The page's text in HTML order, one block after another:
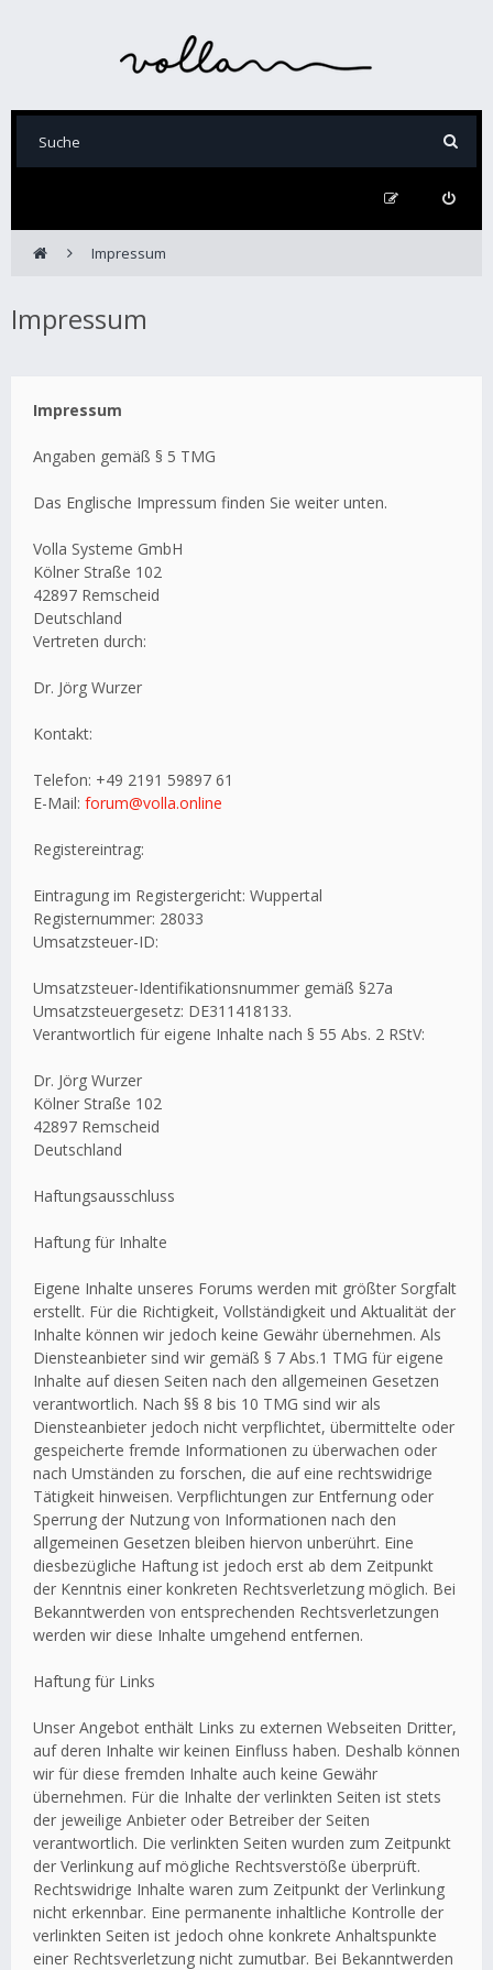
Impressum
Impressum
Impressum
Angaben gemäß § 5 TMG
Das Englische Impressum finden Sie weiter unten.
Volla Systeme GmbH
Kölner Straße 102
42897 Remscheid
Deutschland
Vertreten durch:
Dr. Jörg Wurzer
Kontakt:
Telefon: +49 2191 59897 61
E-Mail: forum@volla.online
Registereintrag:
Eintragung im Registergericht: Wuppertal
Registernummer: 28033
Umsatzsteuer-ID:
Umsatzsteuer-Identifikationsnummer gemäß §27a
Umsatzsteuergesetz: DE311418133.
Verantwortlich für eigene Inhalte nach § 55 Abs. 2 RStV:
Dr. Jörg Wurzer
Kölner Straße 102
42897 Remscheid
Deutschland
Haftungsausschluss
Haftung für Inhalte
Eigene Inhalte unseres Forums werden mit größter Sorgfalt
erstellt. Für die Richtigkeit, Vollständigkeit und Aktualität der
Inhalte können wir jedoch keine Gewähr übernehmen. Als
Diensteanbieter sind wir gemäß § 7 Abs.1 TMG für eigene
Inhalte auf diesen Seiten nach den allgemeinen Gesetzen
verantwortlich. Nach §§ 8 bis 10 TMG sind wir als
Diensteanbieter jedoch nicht verpflichtet, übermittelte oder
gespeicherte fremde Informationen zu überwachen oder
nach Umständen zu forschen, die auf eine rechtswidrige
Tätigkeit hinweisen. Verpflichtungen zur Entfernung oder
Sperrung der Nutzung von Informationen nach den
allgemeinen Gesetzen bleiben hiervon unberührt. Eine
diesbezügliche Haftung ist jedoch erst ab dem Zeitpunkt
der Kenntnis einer konkreten Rechtsverletzung möglich. Bei
Bekanntwerden von entsprechenden Rechtsverletzungen
werden wir diese Inhalte umgehend entfernen.
Haftung für Links
Unser Angebot enthält Links zu externen Webseiten Dritter,
auf deren Inhalte wir keinen Einfluss haben. Deshalb können
wir für diese fremden Inhalte auch keine Gewähr
übernehmen. Für die Inhalte der verlinkten Seiten ist stets
der jeweilige Anbieter oder Betreiber der Seiten
verantwortlich. Die verlinkten Seiten wurden zum Zeitpunkt
der Verlinkung auf mögliche Rechtsverstöße überprüft.
Rechtswidrige Inhalte waren zum Zeitpunkt der Verlinkung
nicht erkennbar. Eine permanente inhaltliche Kontrolle der
verlinkten Seiten ist jedoch ohne konkrete Anhaltspunkte
einer Rechtsverletzung nicht zumutbar. Bei Bekanntwerden